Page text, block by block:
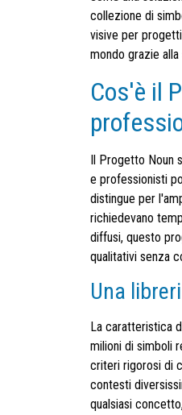
collezione di
visive per
mondo grazie
Cos'è il
Il Progetto Noun
e professionisti
distingue per
richiedevano
diffusi, questo
qualitativi senza
Una
La caratteristica
milioni di simboli
criteri rigorosi di
contesti
qualsiasi